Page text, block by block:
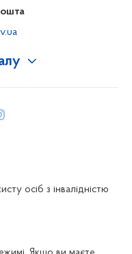
осіб з інвалідністю